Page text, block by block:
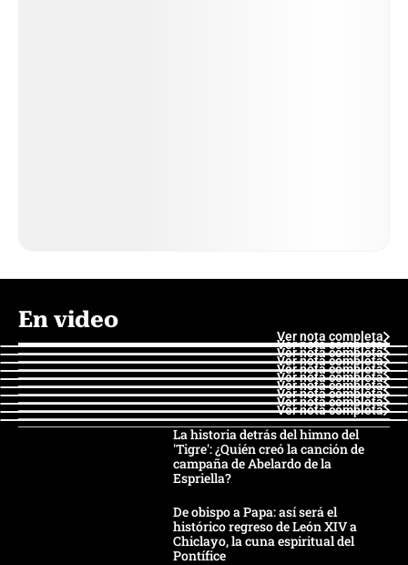
En video
Ver nota completa
Ver nota completa
Ver nota completa
Ver nota completa
Ver nota completa
Ver nota completa
Ver nota completa
Ver nota completa
Ver nota completa
Ver nota completa
La historia detrás del himno del
'Tigre': ¿Quién creó la canción de
campaña de Abelardo de la
Espriella?
De obispo a Papa: así será el
histórico regreso de León XIV a
Chiclayo, la cuna espiritual del
Pontífice